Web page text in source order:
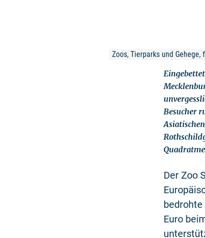
Zoos, Tierparks und
Besucher
Der Zoo
Euro